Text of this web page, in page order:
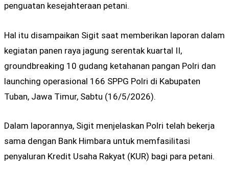
penguatan kesejahteraan petani.
Hal itu disampaikan Sigit saat memberikan laporan dalam
kegiatan panen raya jagung serentak kuartal II,
groundbreaking 10 gudang ketahanan pangan Polri dan
launching operasional 166 SPPG Polri di Kabupaten
Tuban, Jawa Timur, Sabtu (16/5/2026).
Dalam laporannya, Sigit menjelaskan Polri telah bekerja
sama dengan Bank Himbara untuk memfasilitasi
penyaluran Kredit Usaha Rakyat (KUR) bagi para petani.